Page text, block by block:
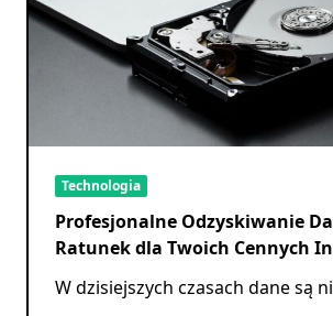
Technologia
Profesjonalne Odzyskiwanie
Ratunek dla Twoich Cennych
W dzisiejszych czasach dane są